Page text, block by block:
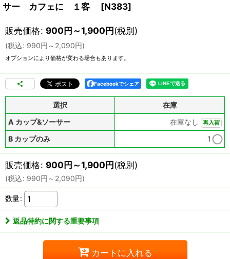
サー カフェに １客
[N383]
販売価格: 900円～1,900円(税別)
(税込: 990円 ～2,090円)
オプションにより価格が変わる場合もあります。
Facebookでシェア
選択
在庫
A カップ&ソーサー
在庫なし 再入荷
B カップのみ 1
販売価格: 900円～1,900円(税別)
(税込: 990円 ～2,090円)
数量:
返品特約に関する重要事項
カートに入れる